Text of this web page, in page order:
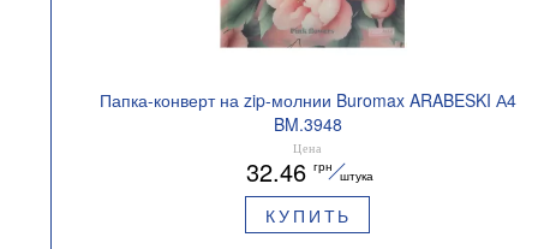
Папка-конверт на zip-молнии Buromax ARABESKI А4
BM.3948
Цена
32.46 грн
штука
КУПИТЬ